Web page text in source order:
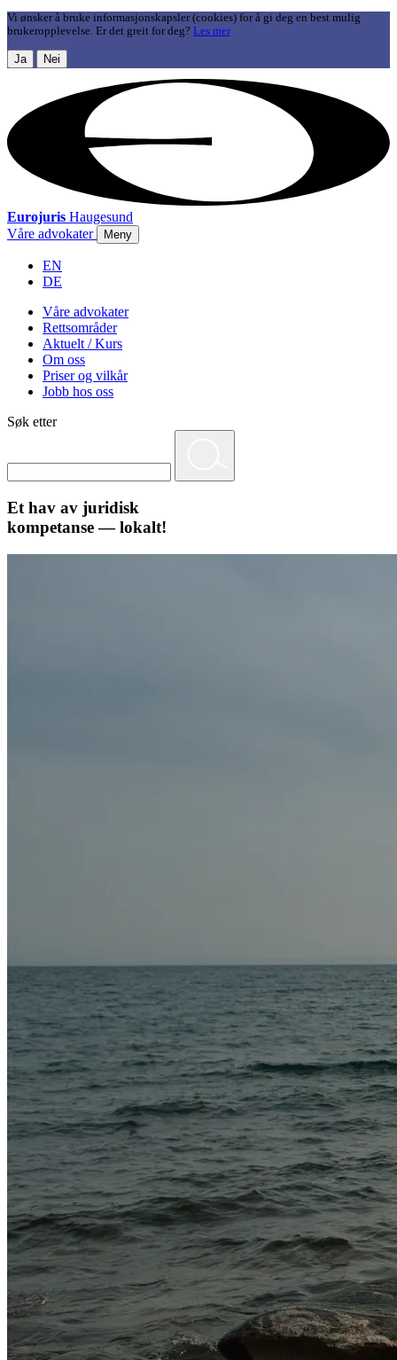
Vi ønsker å bruke informasjonskapsler (cookies) for å gi deg en best mulig
brukeropplevelse. Er det greit for deg? Les mer
Ja Nei
Eurojuris Haugesund
Våre advokater
Meny
EN
DE
Våre advokater
Rettsområder
Aktuelt / Kurs
Om oss
Priser og vilkår
Jobb hos oss
Søk etter
Et hav av juridisk
kompetanse — lokalt!